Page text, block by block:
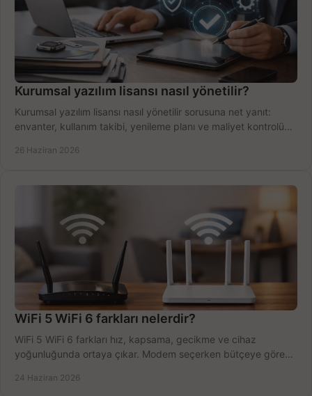
Kurumsal yazılım lisansı nasıl yönetilir?
Kurumsal yazılım lisansı nasıl yönetilir sorusuna net yanıt:
envanter, kullanım takibi, yenileme planı ve maliyet kontrolü
26 Haziran 2026
WiFi 5 WiFi 6 farkları nelerdir?
WiFi 5 WiFi 6 farkları hız, kapsama, gecikme ve cihaz
yoğunluğunda ortaya çıkar. Modem seçerken bütçeye göre
24 Haziran 2026